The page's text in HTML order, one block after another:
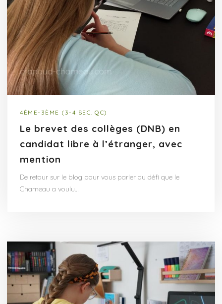
4ÈME-3ÈME (3-4 SEC. QC)
Le brevet des collèges (DNB) en
candidat libre à l’étranger, avec
mention
De retour sur le blog pour vous parler du défi que le
Chameau a voulu…